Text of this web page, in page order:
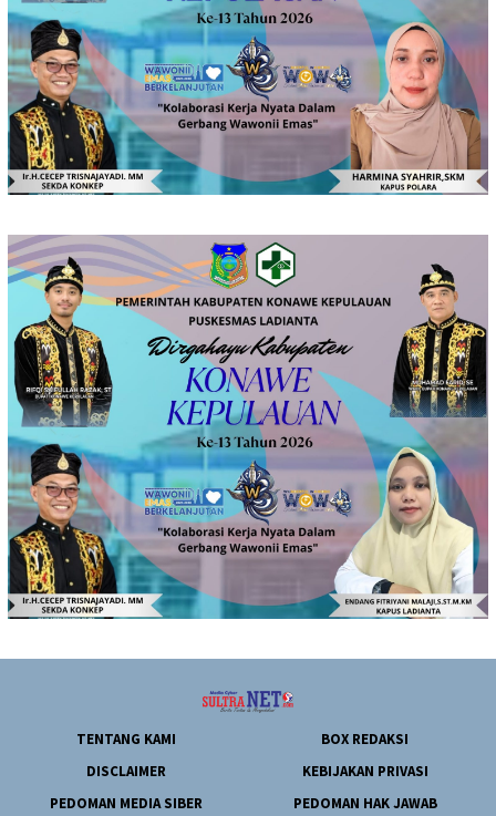
TENTANG KAMI
BOX REDAKSI
DISCLAIMER
KEBIJAKAN PRIVASI
PEDOMAN MEDIA SIBER
PEDOMAN HAK JAWAB